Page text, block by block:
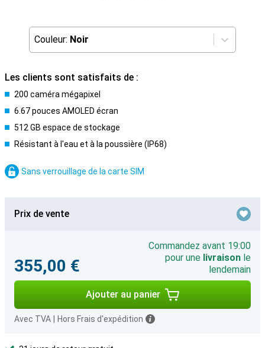
Couleur: Noir
Les clients sont satisfaits de :
200 caméra mégapixel
6.67 pouces AMOLED écran
512 GB espace de stockage
Résistant à l'eau et à la poussière (IP68)
Sans verrouillage de la carte SIM
Prix de vente
355,00 €
Commandez avant 19:00
pour une livraison le
lendemain
Ajouter au panier
Avec TVA Hors Frais d'expédition